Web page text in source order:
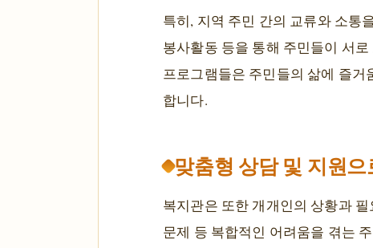
특히, 지역 주민 간의 교류와 소통
봉사활동 등을 통해 주민들이 서
프로그램들은 주민들의 삶에 즐
합니다.
맞춤형 상담 및 지원
복지관은 또한 개개인의 상황과
문제 등 복합적인 어려움을 겪는